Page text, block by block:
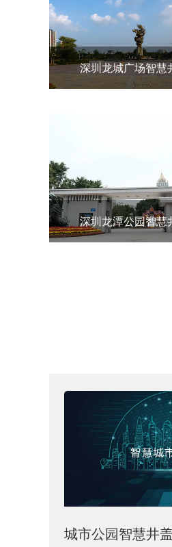
深圳龙城广场智慧
深圳龙潭公园智慧
城市公园智慧井